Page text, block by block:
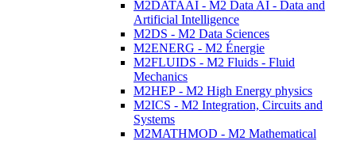
M2DATAAI - M2 Data AI - Data and
Artificial Intelligence
M2DS - M2 Data Sciences
M2ENERG - M2 Énergie
M2FLUIDS - M2 Fluids - Fluid
Mechanics
M2HEP - M2 High Energy physics
M2ICS - M2 Integration, Circuits and
Systems
M2MATHMOD - M2 Mathematical